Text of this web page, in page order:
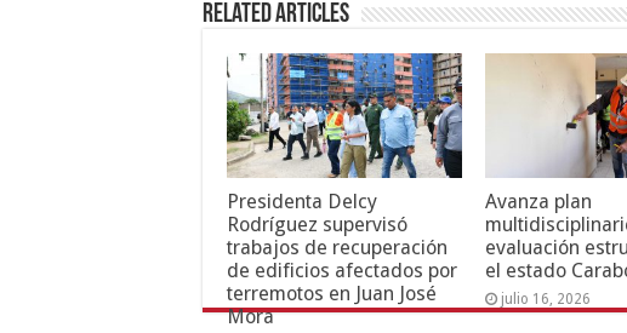
Related Articles
Presidenta Delcy
Rodríguez supervisó
trabajos de recuperación
de edificios afectados por
terremotos en Juan José
Mora
Avanza plan
evaluación
el estado
julio 16, 2026